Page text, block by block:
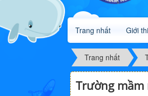
Trang nhất Giới
Trang nhất
Trường mầm